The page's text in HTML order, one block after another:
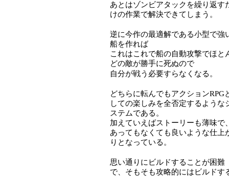
あとはゾンビアタックを繰り返す
けの作業で解決できてしまう。
逆に今作の最適解である小型で強
船を作れば
これはこれで船の自動攻撃でほと
どの敵が勝手に死ぬので
自分が戦う必要すらなくなる。
どちらに転んでもアクションRPG
しての楽しみを全否定するような
ステムである。
加えていえばストーリーも薄味で
あってもなくても良いような仕上
りとなっている。
思い通りにビルドすることが困難
で、そもそも攻略的にはビルドす